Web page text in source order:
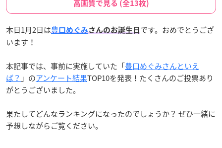
高画質で見る (全13枚)
本日1月2日は豊口めぐみさんのお誕生日 です。おめでとうござ
います！
本記事では、事前に実施していた「豊口めぐみさんといえ
ば？ 」のアンケート結果TOP10を発表！たくさんのご投票あり
がとうございました。
果たしてどんなランキングになったのでしょうか？ ぜひ一緒に
予想しながらご覧ください。